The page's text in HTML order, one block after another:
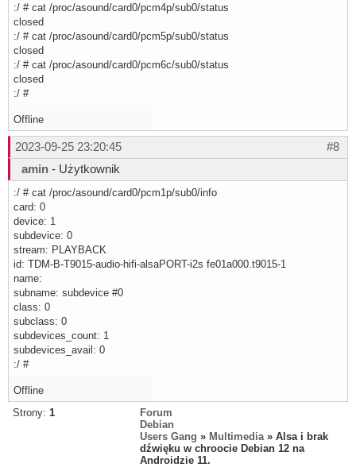
:/ # cat /proc/asound/card0/pcm4p/sub0/status
closed
:/ # cat /proc/asound/card0/pcm5p/sub0/status
closed
:/ # cat /proc/asound/card0/pcm6c/sub0/status
closed
:/ #
Offline
#8
2023-09-25 23:20:45
amin - Użytkownik
:/ # cat /proc/asound/card0/pcm1p/sub0/info
card: 0
device: 1
subdevice: 0
stream: PLAYBACK
id: TDM-B-T9015-audio-hifi-alsaPORT-i2s fe01a000.t9015-1
name:
subname: subdevice #0
class: 0
subclass: 0
subdevices_count: 1
subdevices_avail: 0
:/ #
Offline
Strony: 1
Forum
Debian
Users Gang » Multimedia » Alsa i brak
dźwięku w chroocie Debian 12 na
Androidzie 11.